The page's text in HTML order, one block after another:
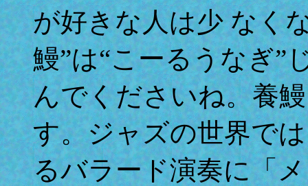
が好きな人は少 なく
鰻”は“こーるうなぎ”
んでくださいね。養
す。ジャズの世界で
るバラード演奏に「